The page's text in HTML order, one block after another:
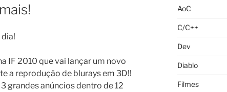
IF 2010 que vai lançar um novo
a reprodução de blurays em 3D!!
grandes anúncios dentro de 12
AoC
C/C++
Dev
Diablo
Filmes